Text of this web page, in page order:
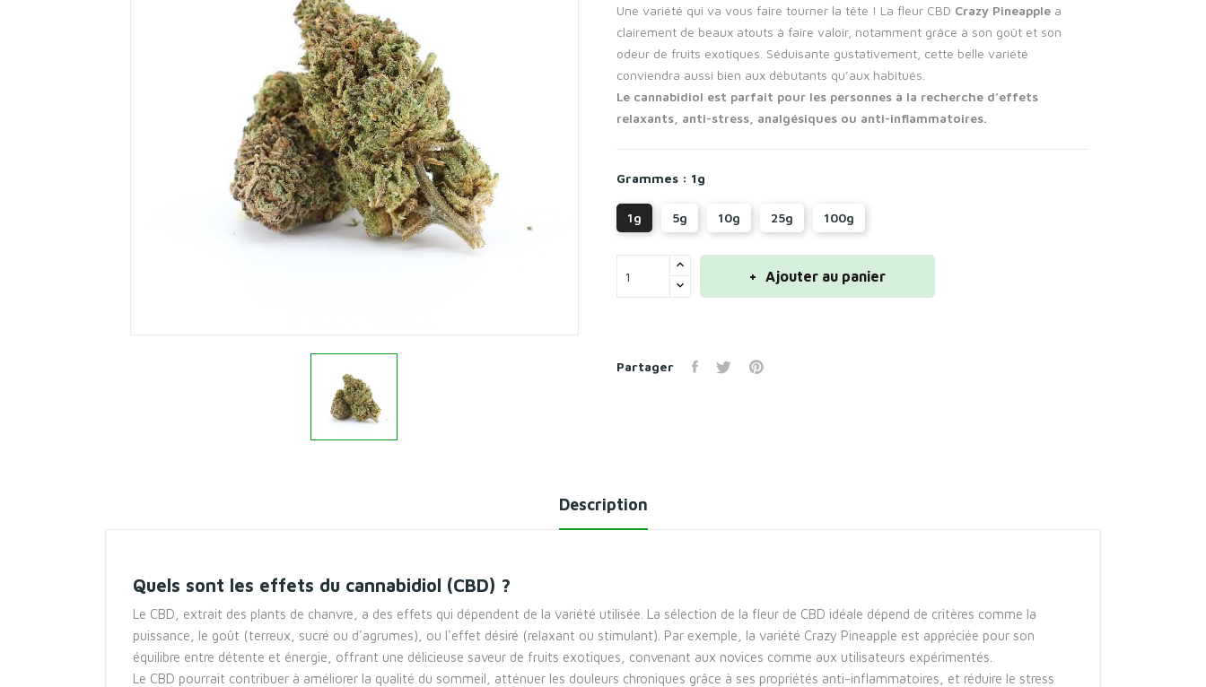
Une variété qui va vous faire tourner la tête ! La fleur CBD Crazy Pineapple a
clairement de beaux atouts à faire valoir, notamment grâce à son goût et son
odeur de fruits exotiques. Séduisante gustativement, cette belle variété
conviendra aussi bien aux débutants qu’aux habitués.
Le cannabidiol est parfait pour les personnes à la recherche d’effets
relaxants, anti-stress, analgésiques ou anti-inflammatoires.
Grammes : 1g
1g 5g 10g 25g 100g
Ajouter au panier
Partager
Description
Quels sont les effets du cannabidiol (CBD) ?
Le CBD, extrait des plants de chanvre, a des effets qui dépendent de la variété utilisée. La sélection de la fleur de CBD idéale dépend de critères comme la
puissance, le goût (terreux, sucré ou d'agrumes), ou l'effet désiré (relaxant ou stimulant). Par exemple, la variété Crazy Pineapple est appréciée pour son
équilibre entre détente et énergie, offrant une délicieuse saveur de fruits exotiques, convenant aux novices comme aux utilisateurs expérimentés.
Le CBD pourrait contribuer à améliorer la qualité du sommeil, atténuer les douleurs chroniques grâce à ses propriétés anti-inflammatoires, et réduire le stress